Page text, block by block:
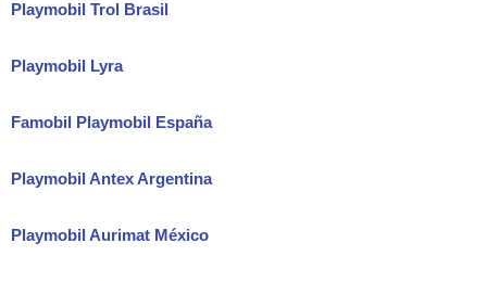
Playmobil Trol Brasil
Playmobil Lyra
Famobil Playmobil España
Playmobil Antex Argentina
Playmobil Aurimat México